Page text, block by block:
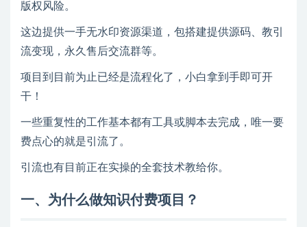
版权风险。
这边提供一手无水印资源渠道，包搭建提供源码、教引
流变现，永久售后交流群等。
项目到目前为止已经是流程化了，小白拿到手即可开
干！
一些重复性的工作基本都有工具或脚本去完成，唯一要
费点心的就是引流了。
引流也有目前正在实操的全套技术教给你。
一、为什么做知识付费项目？